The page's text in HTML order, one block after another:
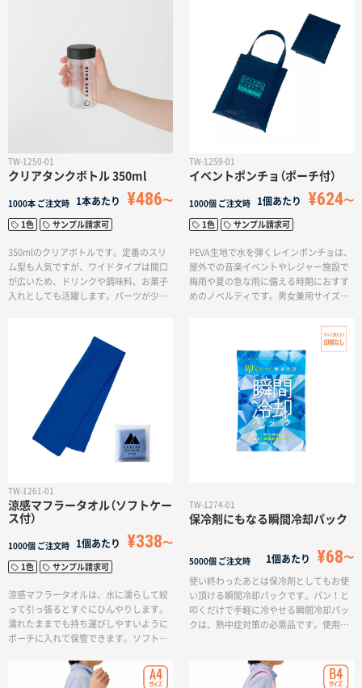
証ラベル付きのアイテムとなっており、
SDGsやサスティナブルへの取り組みで企
業価値を高められます。
のアイテムとなっており、SDGsやサステ
ィナブルへの取り組みで企業価値を高め
TW-1250-01
クリアタンクボトル 350ml
1000本 ご注文時 1本あたり ¥486
1色 サンプル請求可
350mlのクリアボトルです。定番のスリ
ム型も人気ですが、ワイドタイプは間口
が広いため、ドリンクや調味料、お菓子
入れとしても活躍します。パーツが少な
ストッパー付きです。側面にぐるっとオ
リジナルデザインを入れられるため、お
しゃれなドリンクホルダーとしてノベル
ティやグッズ販売品に人気です。ジムの
入会特典や店舗のオリジナルグッズにお
すすめです。
TW-1259-01
イベントポンチョ（ポーチ付）
1000個 ご注文時 1個あたり ¥624
1色 サンプル請求可
PEVA生地で水を弾くレインポンチョは、
屋外での音楽イベントやレジャー施設で
梅雨や夏の急な雨に備える時期におすす
めのノベルティです。男女兼用サイズで
際に顔や体への水滴を軽減できます。使
用後は、雨に濡れたポンチョをポーチに
入れられるため、水濡れの心配がありま
TW-1261-01
涼感マフラータオル（ソフトケー
ス付）
1000個 ご注文時 1個あたり ¥338
1色 サンプル請求可
涼感マフラータオルは、水に濡らして絞
って引っ張るとすぐにひんやりします。
濡れたままでも持ち運びしやすいように
ポーチに入れて保管できます。ソフトケ
きるため、屋外イベントでのグッズ販売
にぴったりです！水に濡らすだけで熱中
TW-1274-01
保冷剤にもなる瞬間冷却パック
5000個 ご注文時 1個あたり ¥68
使い終わったあとは保冷剤としてもお使
い頂ける瞬間冷却パックです。パン！と
叩くだけで手軽に冷やせる瞬間冷却パッ
クは、熱中症対策の必需品です。使用後
なっております。名入れなしですぐに届
くため、営業まわりの粗品やイベントの